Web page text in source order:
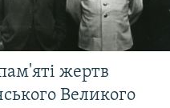
жертв
Великого